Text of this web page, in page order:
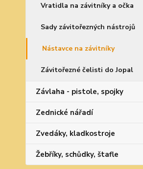
Vratidla na závitníky a očka
Sady závitořezných nástrojů
Nástavce na závitníky
Závitořezné čelisti do Jopal
Závlaha - pistole, spojky
Zednické nářadí
Zvedáky, kladkostroje
Žebříky, schůdky, štafle